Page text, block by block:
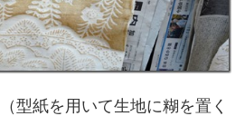
型紙を用いて生地に糊を置く